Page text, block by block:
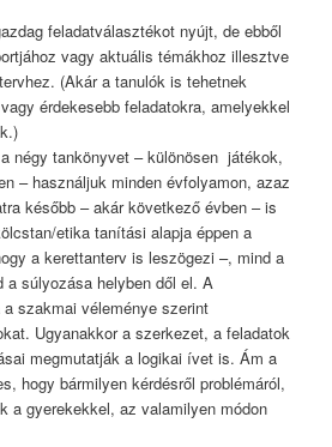
feladatválasztékot nyújt, de ebből
vagy aktuális témákhoz illesztve
(Akár a tanulók is tehetnek
érdekesebb feladatokra, amelyekkel
négy tankönyvet – különösen játékok,
– használjuk minden évfolyamon, azaz
később – akár következő évben – is
etika tanítási alapja éppen a
a kerettanterv is leszögezi –, mind a
a súlyozása helyben dől el. A
szakmai véleménye szerint
Ugyanakkor a szerkezet, a feladatok
megmutatják a logikai ívet is. Ám a
hogy bármilyen kérdésről problémáról,
a gyerekekkel, az valamilyen módon